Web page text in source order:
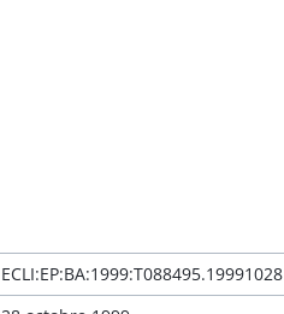
ECLI:EP:BA:1999:T088495.19991028